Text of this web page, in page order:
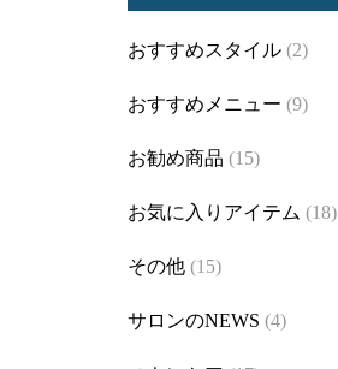
おすすめスタイル (2)
おすすめメニュー (9)
お勧め商品 (15)
お気に入りアイテム (18)
その他 (15)
サロンのNEWS (4)